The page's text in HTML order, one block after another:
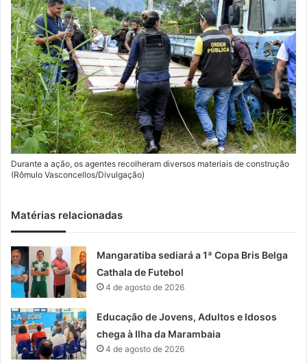
Durante a ação, os agentes recolheram diversos materiais de construção
(Rômulo Vasconcellos/Divulgação)
Matérias relacionadas
Mangaratiba sediará a 1ª Copa Bris Belga
Cathala de Futebol
4 de agosto de 2026
Educação de Jovens, Adultos e Idosos
chega à Ilha da Marambaia
4 de agosto de 2026